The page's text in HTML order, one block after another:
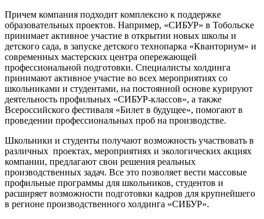
Причем компания подходит комплексно к поддержке
образовательных проектов. Например, «СИБУР» в Тобольске
принимает активное участие в открытии новых школы и
детского сада, в запуске детского технопарка «Кванториум» и
современных мастерских центра опережающей
профессиональной подготовки. Специалисты холдинга
принимают активное участие во всех мероприятиях со
школьниками и студентами, на постоянной основе курируют
деятельность профильных «СИБУР-классов», а также
Всероссийского фестиваля «Билет в будущее», помогают в
проведении профессиональных проб на производстве.
Школьники и студенты получают возможность участвовать в
различных проектах, мероприятиях и экологических акциях
компании, предлагают свои решения реальных
производственных задач. Все это позволяет вести массовые
профильные программы для школьников, студентов и
расширяет возможности подготовки кадров для крупнейшего
в регионе производственного холдинга «СИБУР».